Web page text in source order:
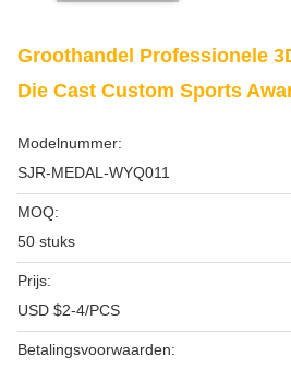
Groothandel Professionele
Die Cast Custom Sports
Modelnummer:
SJR-MEDAL-WYQ011
MOQ:
50 stuks
Prijs:
USD $2-4/PCS
Betalingsvoorwaarden: